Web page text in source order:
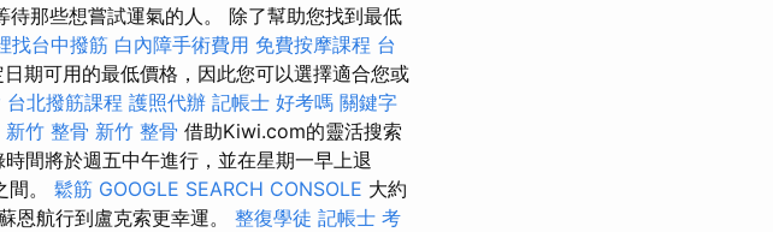
待那些想嘗試運氣的人。 除了幫助您找到最低
找台中撥筋 白內障手術費用 免費按摩課程 台
期可用的最低價格，因此您可以選擇適合您或
台北撥筋課程 護照代辦 記帳士 好考嗎 關鍵字
新竹 整骨 新竹 整骨 借助Kiwi.com的靈活搜索
間將於週五中午進行，並在星期一早上退
。 鬆筋 GOOGLE SEARCH CONSOLE 大約
恩航行到盧克索更幸運。 整復學徒 記帳士 考